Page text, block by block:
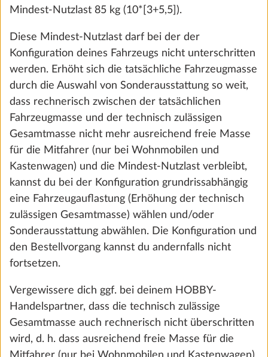
ONTOUR VAN
PRESTIGE VAN
PRESTIGE VAN FIRST EDITION
SERVICE
Konfigurator
Modellvergleich
Händlerfinder
StartseiteKontakt
Mindest-Nutzlast 85 kg (10*[3+5,5]).
Diese Mindest-Nutzlast darf bei der der
Konfiguration deines Fahrzeugs nicht unterschritten
werden. Erhöht sich die tatsächliche Fahrzeugmasse
durch die Auswahl von Sonderausstattung so weit,
dass rechnerisch zwischen der tatsächlichen
Fahrzeugmasse und der technisch zulässigen
Gesamtmasse nicht mehr ausreichend freie Masse
für die Mitfahrer (nur bei Wohnmobilen und
Kastenwagen) und die Mindest-Nutzlast verbleibt,
kannst du bei der Konfiguration grundrissabhängig
eine Fahrzeugauflastung (Erhöhung der technisch
zulässigen Gesamtmasse) wählen und/oder
Sonderausstattung abwählen. Die Konfiguration und
den Bestellvorgang kannst du andernfalls nicht
fortsetzen.
Vergewissere dich ggf. bei deinem HOBBY-
Handelspartner, dass die technisch zulässige
Gesamtmasse auch rechnerisch nicht überschritten
wird, d. h. dass ausreichend freie Masse für die